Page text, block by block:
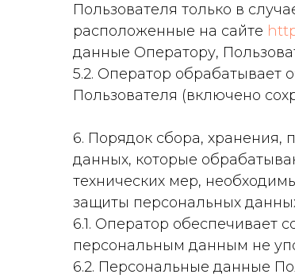
Пользователя только в
расположенные на сайте
данные Оператору,
5.2. Оператор обрабатывает
Пользователя (включено
6. Порядок сбора, хранения,
данных, которые
технических мер,
защиты персональных
6.1. Оператор
персональным данным не
6.2. Персональные данные